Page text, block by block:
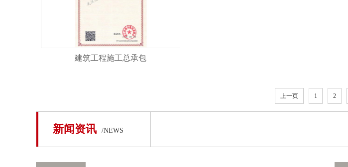
建筑工程施工总承包
上一页 1 2
新闻资讯 /NEWS